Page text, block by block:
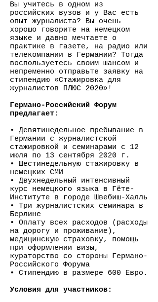
Вы учитесь в одном из
российских вузов и у Вас есть
опыт журналиста? Вы очень
хорошо говорите на немецком
языке и давно мечтаете о
практике в газете, на радио или
телекомпании в Германии? Тогда
воспользуетесь своим шансом и
непременно отправьте заявку на
стипендию «Стажировка для
журналистов ПЛЮС 2020»!
Германо-Российский Форум
предлагает:
• Девятинедельное пребывание в
Германии с журналистской
стажировкой и семинарами с 12
июля по 13 сентября 2020 г.
• Шестинедельную стажировку в
немецких СМИ
• Двухнедельный интенсивный
курс немецкого языка в Гёте-
Институте в городе Швебиш-Халль
• Три журналистских семинара в
Берлине
• Оплату всех расходов (расходы
на дорогу и проживание),
медицинскую страховку, помощь
при оформлении визы,
кураторство со стороны Германо-
Российского Форума
• Стипендию в размере 600 Евро.
Условия для участников: